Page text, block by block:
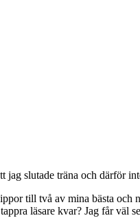
slutade träna och därför
till två av mina bästa och
läsare kvar? Jag får väl